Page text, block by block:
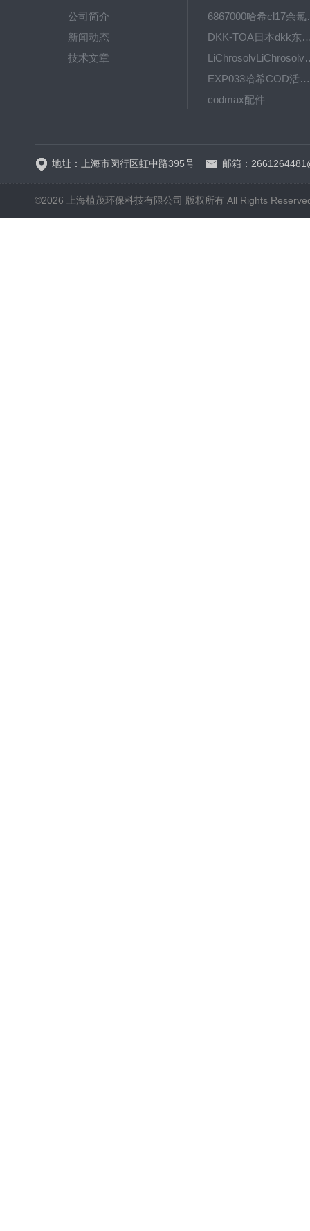
公司简介
新闻动态
技术文章
6867000
DKK-TOA日本dkk东亚电
EXP033哈希COD活塞泵价格 EXP033
codmax配件
地址：上海市闵行区虹中路395号 邮箱：
©2026 上海植茂环保科技有限公司 版权所有 All Rights